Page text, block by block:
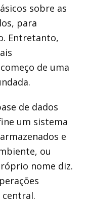
sobre as
para
Entretanto,
de uma
de dados
um sistema
e
ou
nome diz.